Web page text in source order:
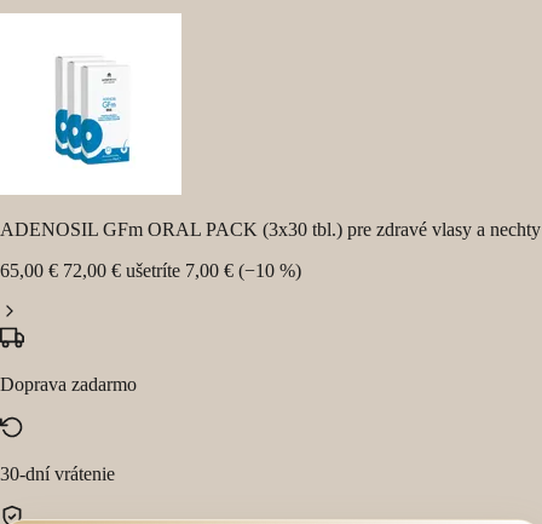
ADENOSIL GFm ORAL PACK (3x30 tbl.) pre zdravé vlasy a nechty
65,00 € 72,00 € ušetríte 7,00 € (−10 %)
Doprava zadarmo
30-dní vrátenie